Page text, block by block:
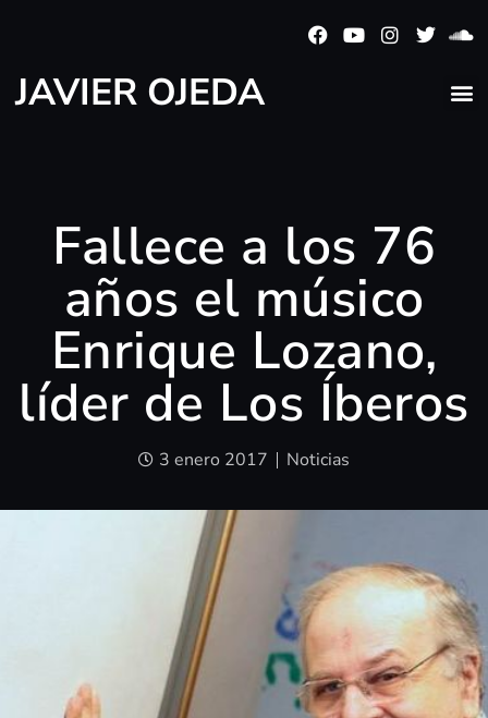
JAVIER OJEDA
Fallece a los 76
años el músico
Enrique Lozano,
líder de Los Íberos
3 enero 2017 Noticias